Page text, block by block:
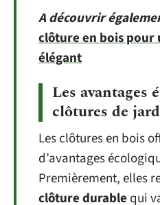
A découvrir
clôture en bois
élégant
Les avantages
clôtures de
Les clôtures en bois
d’avantages
Premièrement, elles
clôture durable qui